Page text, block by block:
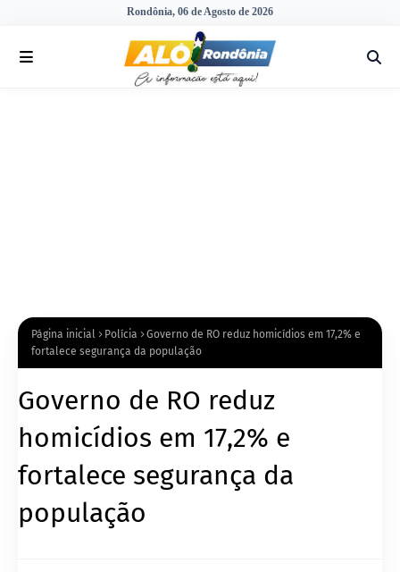
Rondônia, 06 de Agosto de 2026
Página inicial Polícia
Governo de RO reduz homicídios em 17,2% e
fortalece segurança da população
Governo de RO reduz
homicídios em 17,2% e
fortalece segurança da
população